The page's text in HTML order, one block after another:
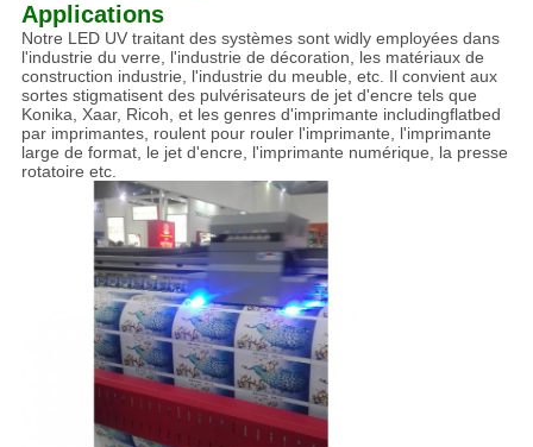
Applications
Notre LED UV traitant des systèmes sont widly employées dans
l'industrie du verre, l'industrie de décoration, les matériaux de
construction industrie, l'industrie du meuble, etc. Il convient aux
sortes stigmatisent des pulvérisateurs de jet d'encre tels que
Konika, Xaar, Ricoh, et les genres d'imprimante includingflatbed
par imprimantes, roulent pour rouler l'imprimante, l'imprimante
large de format, le jet d'encre, l'imprimante numérique, la presse
rotatoire etc.